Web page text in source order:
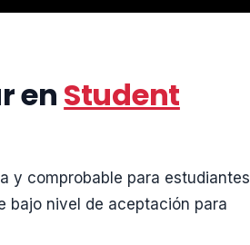
en Student
y comprobable para estudiantes
bajo nivel de aceptación para